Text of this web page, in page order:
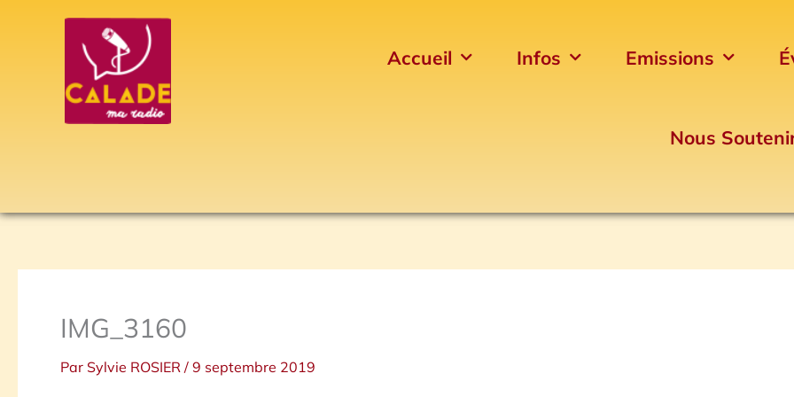
Accueil Infos Emissions
Nous
IMG_3160
Par Sylvie ROSIER / 9 septembre 2019